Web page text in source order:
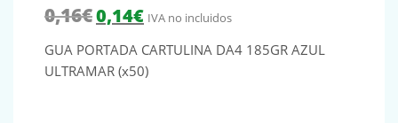
0,16€ El precio original era: 0,16€.
0,14€El precio actual es: 0,14€.
IVA no incluidos
GUA PORTADA CARTULINA DA4 185GR AZUL
ULTRAMAR (x50)